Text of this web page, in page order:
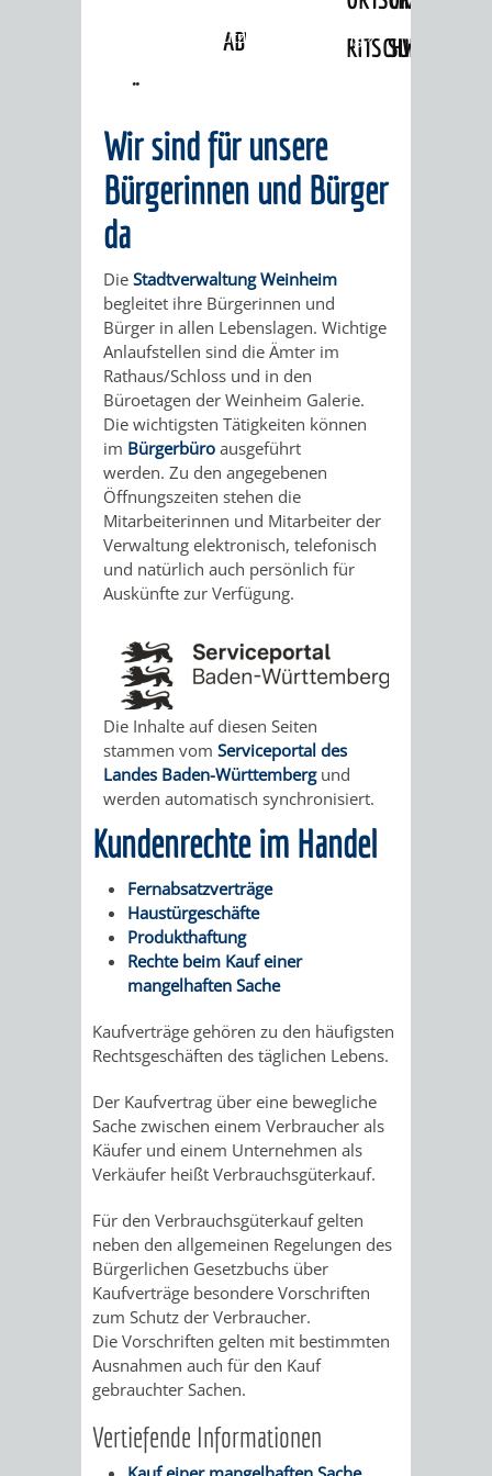
ABWASSERBESEITIGUNG
115
BERATUNG
UND
KINDER
UND
JUGENDLICHE
SENIOREN
BETREUUNG
UND
PFLEGE
FREIZEITANGEBOTE
BERATUNG
UND
HILFE
MENSCHEN
BEHINDERUNG
MENSCHEN
DEMENZ
MIGRANTEN
/
FLÜCHTLINGE
BAUHERREN
BAUHERRENBERATUNG
GRUNDSTÜCKSWERTERMITTLUNG
DENKMALSCHUTZ
AUFGABEN
DER
UNTEREN
DENKMALSCHUTZBEHÖRDE
STEUERVORTEILE
SATZUNGEN
IM
BEREICH
GENEHMIGUNGSVERFAHREN
TAG
DES
OFFENEN
DENKMALS
VERKAUF
BAUPLÄTZE
VERKAUF
STÄDTISCHER
HÄUSER
/
LIEGENSCHAFTEN
ABWASSERBESEITIGUNG
ERSCHLIESSUNGSBEITRAG
ANTRAGSVERFAHREN
VERMIETE
DOCH
RITSCHWEIER
SULZBACH
UND
BEIRÄTE
FÜR
TECHNIK,
UMWELT
UND
STADTENTWICKLUNG
BERATUNGSERGEBNISSE
KINDER-
UND
TAGESORDNUNG
/
UMLEGUNGSAUSSCHUSS
BERATENDE
/
BÜRGERMEISTER
DEZERNATEFÜR
BAURECHT
UND
FÜR
AMT
FÜR
BÄDER
AMT
KULTUR,
Verbraucherschutz und Ernährung»
Wir sind für unsere
Bürgerinnen und Bürger
da
Die Stadtverwaltung Weinheim
begleitet ihre Bürgerinnen und
Bürger in allen Lebenslagen. Wichtige
Anlaufstellen sind die Ämter im
Rathaus/Schloss und in den
Büroetagen der Weinheim Galerie.
Die wichtigsten Tätigkeiten können
im Bürgerbüro ausgeführt
werden. Zu den angegebenen
Öffnungszeiten stehen die
Mitarbeiterinnen und Mitarbeiter der
Verwaltung elektronisch, telefonisch
und natürlich auch persönlich für
Auskünfte zur Verfügung.
Die Inhalte auf diesen Seiten
stammen vom Serviceportal des
Landes Baden-Württembergund
werden automatisch synchronisiert.
Kundenrechte im Handel
Fernabsatzverträge
Haustürgeschäfte
Produkthaftung
Rechte beim Kauf einer
mangelhaften Sache
Kaufverträge gehören zu den häufigsten
Rechtsgeschäften des täglichen Lebens.
Der Kaufvertrag über eine bewegliche
Sache zwischen einem Verbraucher als
Käufer und einem Unternehmen als
Verkäufer heißt Verbrauchsgüterkauf.
Für den Verbrauchsgüterkauf gelten
neben den allgemeinen Regelungen des
Bürgerlichen Gesetzbuchs über
Kaufverträge besondere Vorschriften
zum Schutz der Verbraucher.
Die Vorschriften gelten mit bestimmten
Ausnahmen auch für den Kauf
gebrauchter Sachen.
Vertiefende Informationen